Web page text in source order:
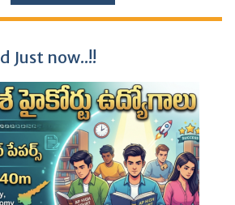
Just now..!!